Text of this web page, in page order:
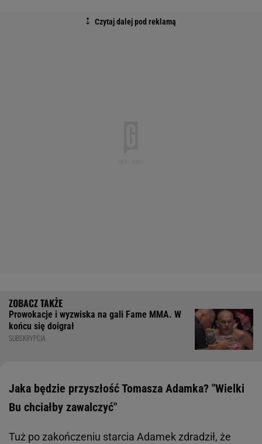
Prowokacje i wyzwiska na gali Fame MMA. W
końcu się doigrał
SUBSKRYPCJA
Jaka będzie przyszłość Tomasza Adamka? "Wielki
Bu chciałby zawalczyć"
Tuż po zakończeniu starcia Adamek zdradził, że